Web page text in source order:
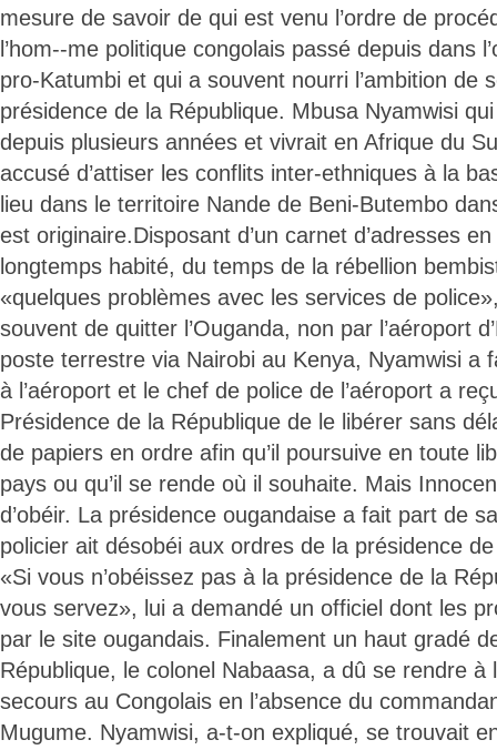
mesure de savoir de qui est venu l’ordre de
l’hom--me politique congolais passé depuis dans
pro-Katumbi et qui a souvent nourri l’ambition de
présidence de la République. Mbusa Nyamwisi
depuis plusieurs années et vivrait en Afrique du
accusé d’attiser les conflits inter-ethniques à la
lieu dans le territoire Nande de Beni-Butembo
est originaire.Disposant d’un carnet d’adresses
longtemps habité, du temps de la rébellion
«quelques problèmes avec les services de
souvent de quitter l’Ouganda, non par l’aéroport
poste terrestre via Nairobi au Kenya, Nyamwisi a
à l’aéroport et le chef de police de l’aéroport a
Présidence de la République de le libérer sans
de papiers en ordre afin qu’il poursuive en toute
pays ou qu’il se rende où il souhaite. Mais
d’obéir. La présidence ougandaise a fait part de
policier ait désobéi aux ordres de la présidence
«Si vous n’obéissez pas à la présidence de la
vous servez», lui a demandé un officiel dont les
par le site ougandais. Finalement un haut gradé
République, le colonel Nabaasa, a dû se rendre à
secours au Congolais en l’absence du
Mugume. Nyamwisi, a-t-on expliqué, se trouvait